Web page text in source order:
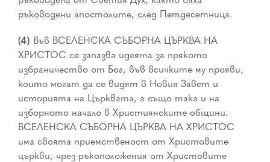
ръководени апостолите, след Петдесетница.
(4) Във ВСЕЛЕНСКА СЪБОРНА ЦЪРКВА НА
ХРИСТОС се запазва идеята за прякото
избраничество от Бог, във всичките му прояви,
които могат да се видят в Новия Завет и
историята на Църквата, а също така и на
изборното начало в Християнските общини.
ВСЕЛЕНСКА СЪБОРНА ЦЪРКВА НА ХРИСТОС
има своята приемственост от Христовите
църкви, чрез ръкоположения от Христовите